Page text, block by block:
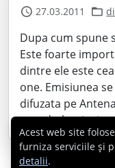
27.03.2011
Dupa cum spune
Este foarte
dintre ele este
one. Emisiunea
difuzata pe
avandu-l ca
Acest web site
furniza serviciile și
detalii.